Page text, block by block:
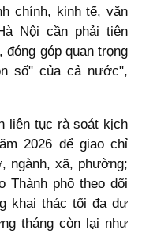
chính, kinh tế, văn
Nội cần phải tiên
đóng góp quan trọng
số" của cả nước",
liên tục rà soát kịch
2026 để giao chỉ
ngành, xã, phường;
Thành phố theo dõi
khai thác tối đa dư
tháng còn lại như